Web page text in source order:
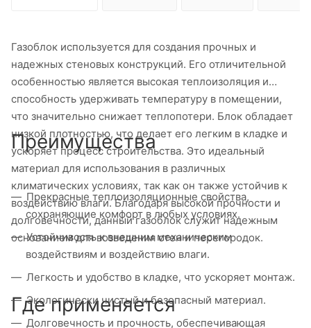
Газоблок используется для создания прочных и
надежных стеновых конструкций. Его отличительной
особенностью является высокая теплоизоляция и
способность удерживать температуру в помещении,
что значительно снижает теплопотери. Блок обладает
низкой плотностью, что делает его легким в кладке и
ускоряет процесс строительства. Это идеальный
материал для использования в различных
климатических условиях, так как он также устойчив к
воздействию влаги. Благодаря высокой прочности и
долговечности, данный газоблок служит надежным
основанием для возведения стен и перегородок.
Преимущества
Прекрасные теплоизоляционные свойства,
сохраняющие комфорт в любых условиях.
Устойчивость к внешним механическим
воздействиям и воздействию влаги.
Легкость и удобство в кладке, что ускоряет монтаж.
Экологически чистый и безопасный материал.
Долговечность и прочность, обеспечивающая
Где применяется